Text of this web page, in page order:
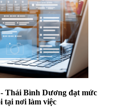
Thái Bình Dương đạt mức
tại nơi làm việc